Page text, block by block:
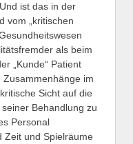
ist das in der
vom „kritischen
als beim
„Kunde“ Patient
im
Sicht auf die
Behandlung zu
Personal
Zeit und Spielräume